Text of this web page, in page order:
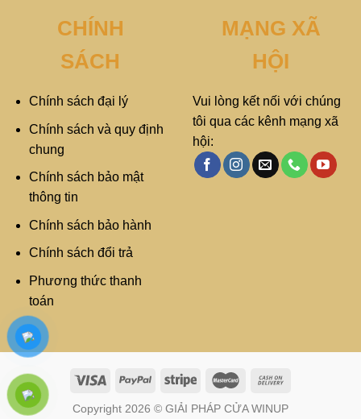
CHÍNH
SÁCH
Chính sách đại lý
Chính sách và quy định
chung
Chính sách bảo mật
thông tin
Chính sách bảo hành
Chính sách đổi trả
Phương thức thanh
toán
MẠNG XÃ
HỘI
Vui lòng kết nối với chúng
tôi qua các kênh mạng xã
hội:
Copyright 2026 © GIẢI PHÁP CỬA WINUP